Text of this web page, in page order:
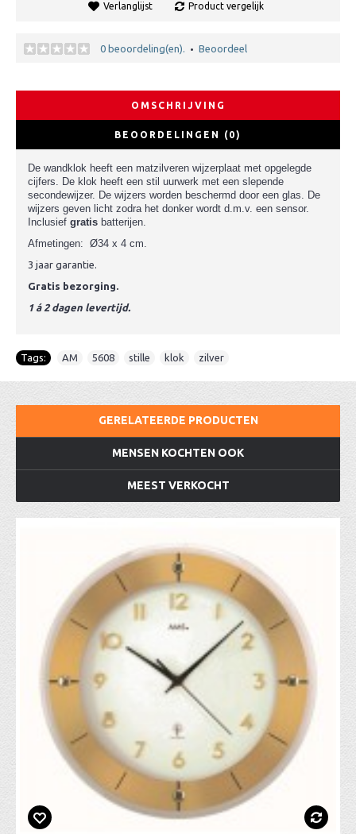
Verlanglijst Product vergelijk
0 beoordeling(en). • Beoordeel
OMSCHRIJVING
BEOORDELINGEN (0)
De wandklok heeft een matzilveren wijzerplaat met opgelegde
cijfers. De klok heeft een stil uurwerk met een slepende
secondewijzer. De wijzers worden beschermd door een glas. De
wijzers geven licht zodra het donker wordt d.m.v. een sensor.
Inclusief gratis batterijen.
Afmetingen: Ø34 x 4 cm.
3 jaar garantie.
Gratis bezorging.
1 á 2 dagen levertijd.
Tags: AM 5608 stille klok zilver
GERELATEERDE PRODUCTEN
MENSEN KOCHTEN OOK
MEEST VERKOCHT